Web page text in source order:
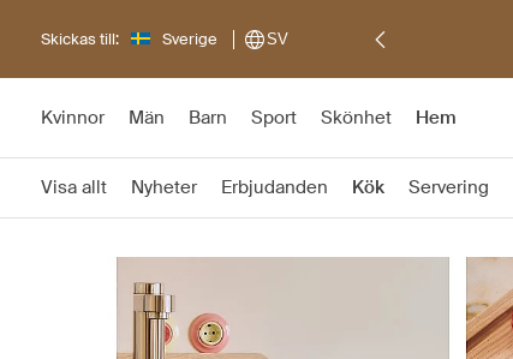
Skickas till: Sverige SV
Kvinnor Män Barn Sport Skönhet Hem
Visa allt Nyheter Erbjudanden Kök Servering